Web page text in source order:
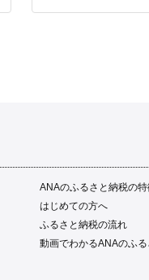
フト 贈答品 人気
ANAのふるさと納税の
はじめての方へ
ふるさと納税の流れ
動画でわかるANAのふ